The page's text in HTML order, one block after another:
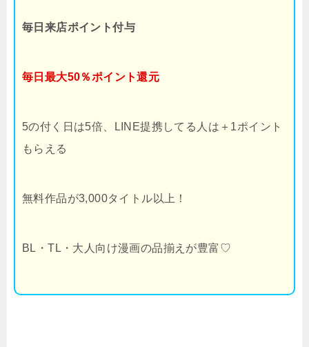
毎日来店ポイント付与
毎日最大50％ポイント還元
5の付く日は5倍、LINE提携してる人は＋1ポイント
もらえる
無料作品が3,000タイトル以上！
BL・TL・大人向け漫画の品揃えが豊富♡